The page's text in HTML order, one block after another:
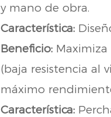
y mano de obra.
Característica:
Beneficio:Maximiza
(baja resistencia al
máximo
Característica: